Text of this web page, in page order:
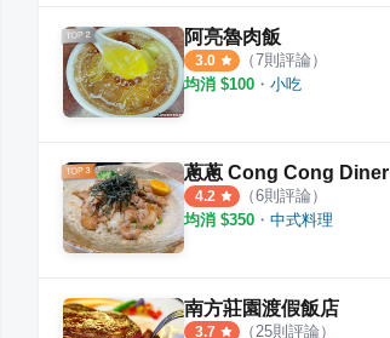
則評論 4.3
阿亮魯肉飯
3.0 （7則評論）
均消 $100 ・ 小吃
蔥蔥 Cong Cong Diner
4.2 （6則評論）
均消 $350 ・ 中式料理
南方莊園渡假飯店
3.7 （ 25則評論）